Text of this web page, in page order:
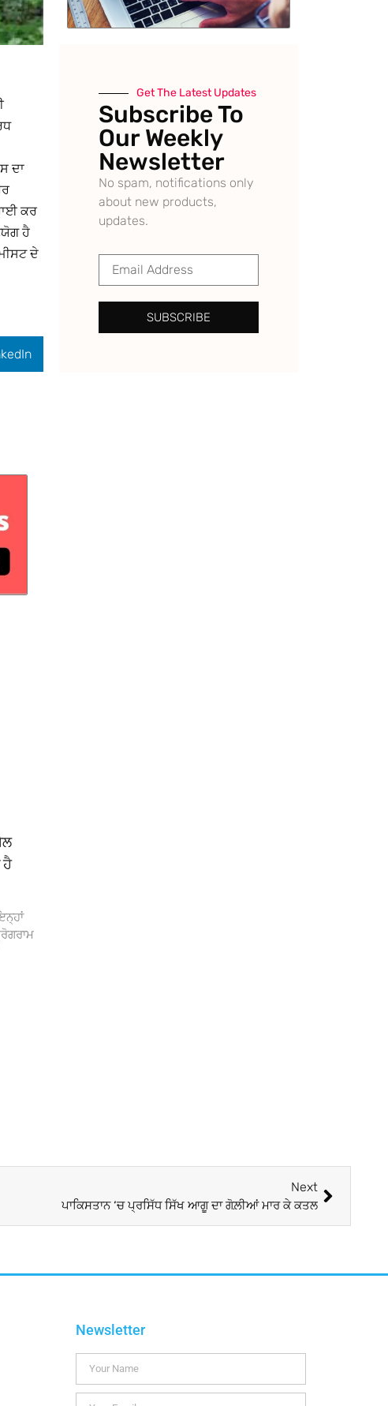
ਦਾ
ਕਰ
ਹੈ
ਦੇ
ਹੈ
Get The Latest Updates
Subscribe To
Our Weekly
Newsletter
No spam, notifications only
about new products,
updates.
SUBSCRIBE
Next
ਪਾਕਿਸਤਾਨ ‘ਚ ਪ੍ਰਸਿੱਧ ਸਿੱਖ ਆਗੂ ਦਾ ਗੋਲ਼ੀਆਂ ਮਾਰ ਕੇ ਕਤਲ
Newsletter